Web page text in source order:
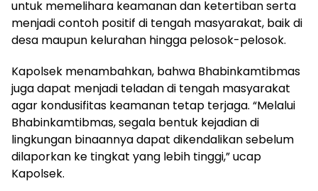
untuk memelihara keamanan dan ketertiban serta
menjadi contoh positif di tengah masyarakat, baik di
desa maupun kelurahan hingga pelosok-pelosok.
Kapolsek menambahkan, bahwa Bhabinkamtibmas
juga dapat menjadi teladan di tengah masyarakat
agar kondusifitas keamanan tetap terjaga. “Melalui
Bhabinkamtibmas, segala bentuk kejadian di
lingkungan binaannya dapat dikendalikan sebelum
dilaporkan ke tingkat yang lebih tinggi,” ucap
Kapolsek.